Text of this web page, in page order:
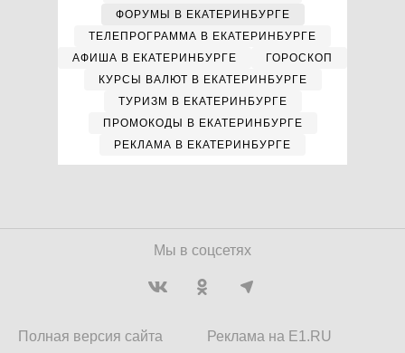
ФОРУМЫ В ЕКАТЕРИНБУРГЕ
ТЕЛЕПРОГРАММА В ЕКАТЕРИНБУРГЕ
АФИША В ЕКАТЕРИНБУРГЕ
ГОРОСКОП
КУРСЫ ВАЛЮТ В ЕКАТЕРИНБУРГЕ
ТУРИЗМ В ЕКАТЕРИНБУРГЕ
ПРОМОКОДЫ В ЕКАТЕРИНБУРГЕ
РЕКЛАМА В ЕКАТЕРИНБУРГЕ
Мы в соцсетях
Полная версия сайта
Реклама на E1.RU